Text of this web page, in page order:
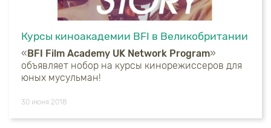
Курсы киноакадемии BFI в Великобритании
« BFI Film Academy UK Network Program»
объявляет нобор на курсы кинорежиссеров для
юных мусульман!
30 июня 2018